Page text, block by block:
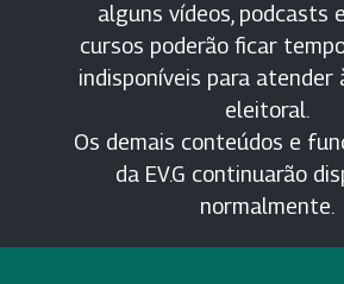
alguns vídeos, podcasts
cursos poderão ficar
indisponíveis para atender
eleitoral.
Os demais conteúdos e
da EV.G continuarão
normalmente.